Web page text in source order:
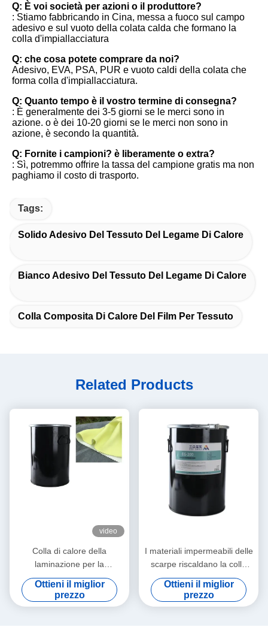
Q: È voi società per azioni o il produttore?
: Stiamo fabbricando in Cina, messa a fuoco sul campo
adesivo e sul vuoto della colata calda che formano la
colla d'impiallacciatura
Q: che cosa potete comprare da noi?
Adesivo, EVA, PSA, PUR e vuoto caldi della colata che
forma colla d'impiallacciatura.
Q: Quanto tempo è il vostro termine di consegna?
: È generalmente dei 3-5 giorni se le merci sono in
azione. o è dei 10-20 giorni se le merci non sono in
azione, è secondo la quantità.
Q: Fornite i campioni? è liberamente o extra?
: Sì, potremmo offrire la tassa del campione gratis ma non
paghiamo il costo di trasporto.
Tags:
Solido Adesivo Del Tessuto Del Legame Di Calore
Bianco Adesivo Del Tessuto Del Legame Di Calore
Colla Composita Di Calore Del Film Per Tessuto
Related Products
video
Colla di calore della
laminazione per la
laminazione stabile di
viscosità del tessuto 20kg
Ottieni il miglior
prezzo
I materiali impermeabili delle
scarpe riscaldano la colla
per il solido del tessuto
9009-54-5 bianco
Ottieni il miglior
prezzo